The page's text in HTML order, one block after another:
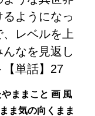
るようになっ
、レベルを上
んなを見返し
【単話】27
ままこと 画 風
ま気の向くまま